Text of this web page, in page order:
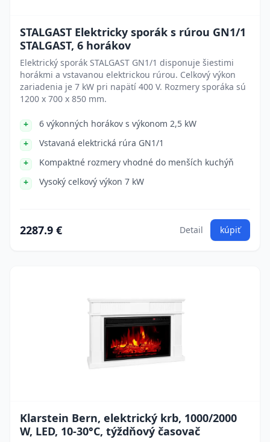
STALGAST Elektricky sporák s rúrou GN1/1
STALGAST, 6 horákov
Elektrický sporák STALGAST GN1/1 disponuje šiestimi
horákmi a vstavanou elektrickou rúrou. Celkový výkon
zariadenia je 7 kW pri napätí 400 V. Rozmery sporáka sú
1200 x 700 x 850 mm.
6 výkonných horákov s výkonom 2,5 kW
Vstavaná elektrická rúra GN1/1
Kompaktné rozmery vhodné do menších kuchýň
Vysoký celkový výkon 7 kW
2287.9 € Detail kúpiť
Klarstein Bern, elektrický krb, 1000/2000
W, LED, 10-30°C, týždňový časovač